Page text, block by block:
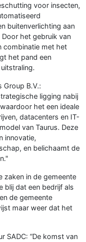
voor insecten,
buitenverlichting aan
het gebruik van
combinatie met het
het pand een
Group B.V.:
ligging nabij
het een ideale
datacenters en IT-
van Taurus. Deze
innovatie,
en belichaamt de
zaken in de gemeente
blij dat een bedrijf als
de gemeente
maar weer dat het
SADC: “De komst van